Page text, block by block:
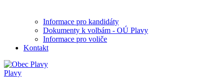
Informace pro kandidáty
Dokumenty k volbám - OÚ Plavy
Informace pro voliče
Kontakt
Plavy